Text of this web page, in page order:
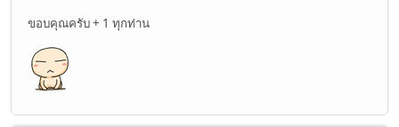
ขอบคุณครับ + 1 ทุกท่าน